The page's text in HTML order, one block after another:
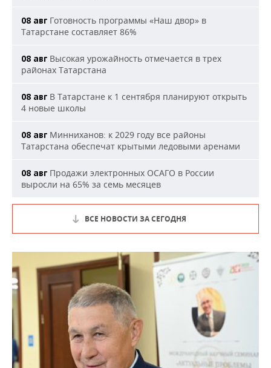
08 авг Готовность программы «Наш двор» в
Татарстане составляет 86%
08 авг Высокая урожайность отмечается в трех
районах Татарстана
08 авг В Татарстане к 1 сентября планируют открыть
4 новые школы
08 авг Минниханов: к 2029 году все районы
Татарстана обеспечат крытыми ледовыми аренами
08 авг Продажи электронных ОСАГО в России
выросли на 65% за семь месяцев
ВСЕ НОВОСТИ ЗА СЕГОДНЯ